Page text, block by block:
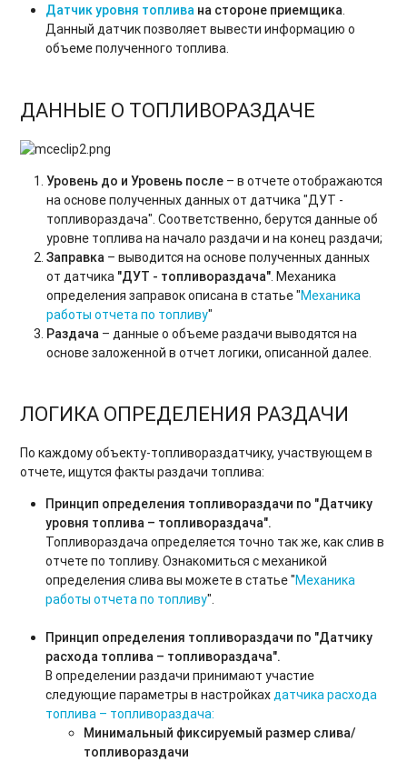
Датчик уровня топлива на стороне приемщика.
Данный датчик позволяет вывести информацию о
объеме полученного топлива.
ДАННЫЕ О ТОПЛИВОРАЗДАЧЕ
Уровень до и Уровень после – в отчете отображаются
на основе полученных данных от датчика "ДУТ -
топливораздача". Соответственно, берутся данные об
уровне топлива на начало раздачи и на конец раздачи;
Заправка – выводится на основе полученных данных
от датчика "ДУТ - топливораздача" . Механика
определения заправок описана в статье "Механика
работы отчета по топливу"
Раздача – данные о объеме раздачи выводятся на
основе заложенной в отчет логики, описанной далее.
ЛОГИКА ОПРЕДЕЛЕНИЯ РАЗДАЧИ
По каждому объекту-топливораздатчику, участвующем в
отчете, ищутся факты раздачи топлива:
Принцип определения топливораздачи по "Датчику
уровня топлива – топливораздача".
Топливораздача определяется точно так же, как слив в
отчете по топливу. Ознакомиться с механикой
определения слива вы можете в статье "Механика
работы отчета по топливу".
Принцип определения топливораздачи по "Датчику
расхода топлива – топливораздача".
В определении раздачи принимают участие
следующие параметры в настройкахдатчика расхода
топлива – топливораздача:
Минимальный фиксируемый размер слива/
топливораздачи